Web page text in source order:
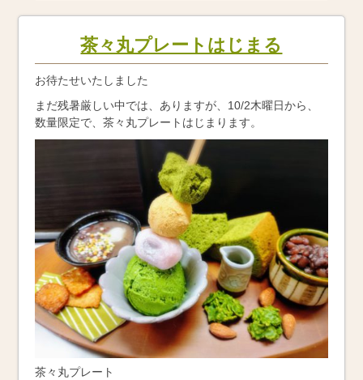
茶々丸プレートはじまる
お待たせいたしました
まだ残暑厳しい中では、ありますが、10/2木曜日から、
数量限定で、茶々丸プレートはじまります。
茶々丸プレート